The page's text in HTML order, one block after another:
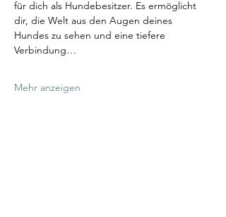
für dich als Hundebesitzer. Es ermöglicht
dir, die Welt aus den Augen deines
Hundes zu sehen und eine tiefere
Verbindung…
Mehr anzeigen